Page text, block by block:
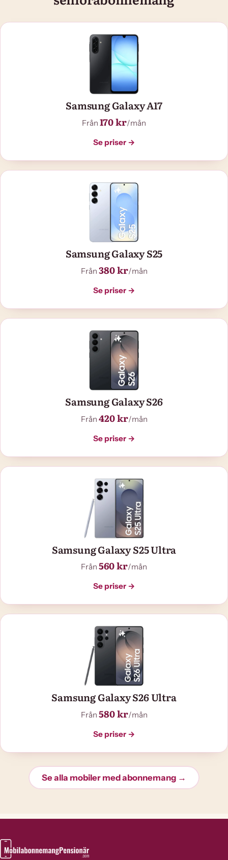
Samsung Galaxy A17
Från 170 kr/mån
Se priser →
Samsung Galaxy S25
Från 380 kr/mån
Se priser →
Samsung Galaxy S26
Från 420 kr/mån
Se priser →
Samsung Galaxy S25 Ultra
Från 560 kr/mån
Se priser →
Samsung Galaxy S26 Ultra
Från 580 kr/mån
Se priser →
Se alla mobiler med abonnemang →